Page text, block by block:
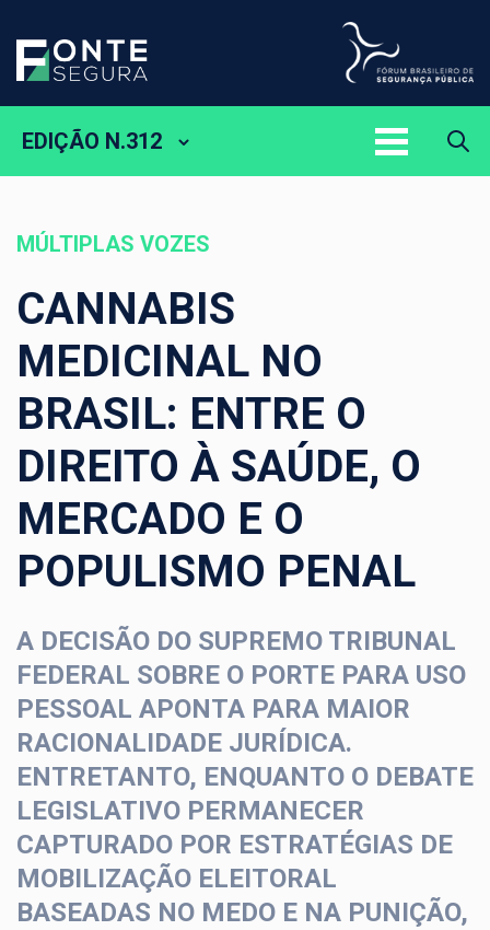
EDIÇÃO N.312
MÚLTIPLAS VOZES
CANNABIS
MEDICINAL NO
BRASIL: ENTRE O
DIREITO À SAÚDE, O
MERCADO E O
POPULISMO PENAL
A DECISÃO DO SUPREMO TRIBUNAL
FEDERAL SOBRE O PORTE PARA USO
PESSOAL APONTA PARA MAIOR
RACIONALIDADE JURÍDICA.
ENTRETANTO, ENQUANTO O DEBATE
LEGISLATIVO PERMANECER
CAPTURADO POR ESTRATÉGIAS DE
MOBILIZAÇÃO ELEITORAL
BASEADAS NO MEDO E NA PUNIÇÃO,